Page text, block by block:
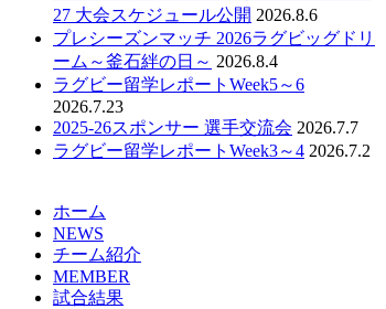
27 大会スケジュール公開 2026.8.6
プレシーズンマッチ 2026ラグビッグドリ
ーム～釜石絆の日～ 2026.8.4
ラグビー留学レポートWeek5～6
2026.7.23
2025-26スポンサー 選手交流会 2026.7.7
ラグビー留学レポートWeek3～4 2026.7.2
ホーム
NEWS
チーム紹介
MEMBER
試合結果